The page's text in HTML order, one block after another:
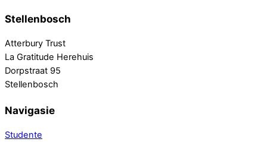
Stellenbosch
Atterbury Trust
La Gratitude Herehuis
Dorpstraat 95
Stellenbosch
Navigasie
Studente